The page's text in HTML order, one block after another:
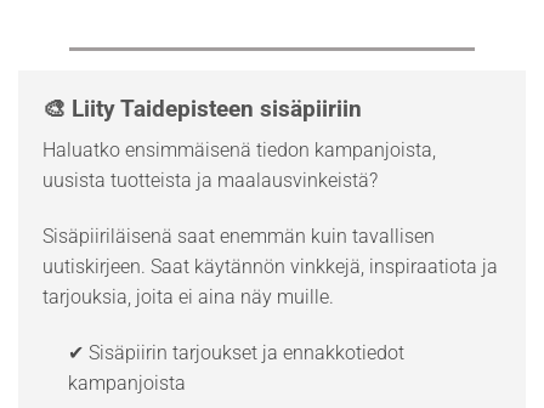
🎨 Liity Taidepisteen sisäpiiriin
Haluatko ensimmäisenä tiedon kampanjoista,
uusista tuotteista ja maalausvinkeistä?
Sisäpiiriläisenä saat enemmän kuin tavallisen
uutiskirjeen. Saat käytännön vinkkejä, inspiraatiota ja
tarjouksia, joita ei aina näy muille.
✔ Sisäpiirin tarjoukset ja ennakkotiedot
kampanjoista